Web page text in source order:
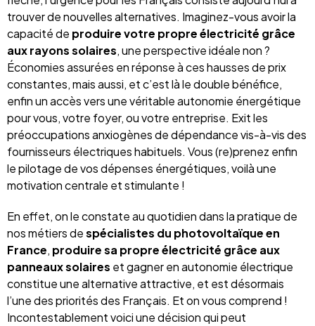
trouver de nouvelles alternatives. Imaginez-vous avoir la
capacité de produire votre propre électricité grâce
aux rayons solaires, une perspective idéale non ?
Économies assurées en réponse à ces hausses de prix
constantes, mais aussi, et c’est là le double bénéfice,
enfin un accès vers une véritable autonomie énergétique
pour vous, votre foyer, ou votre entreprise. Exit les
préoccupations anxiogènes de dépendance vis-à-vis des
fournisseurs électriques habituels. Vous (re)prenez enfin
le pilotage de vos dépenses énergétiques, voilà une
motivation centrale et stimulante !
En effet, on le constate au quotidien dans la pratique de
nos métiers despécialistes du photovoltaïque en
France, produire sa propre électricité grâce aux
panneaux solaires et gagner en autonomie électrique
constitue une alternative attractive, et est désormais
l’une des priorités des Français. Et on vous comprend !
Incontestablement voici une décision qui peut